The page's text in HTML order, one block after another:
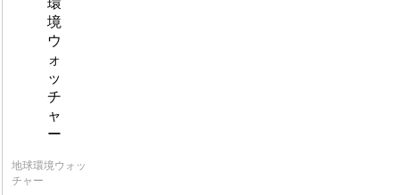
地球環境ウォッ
チャー